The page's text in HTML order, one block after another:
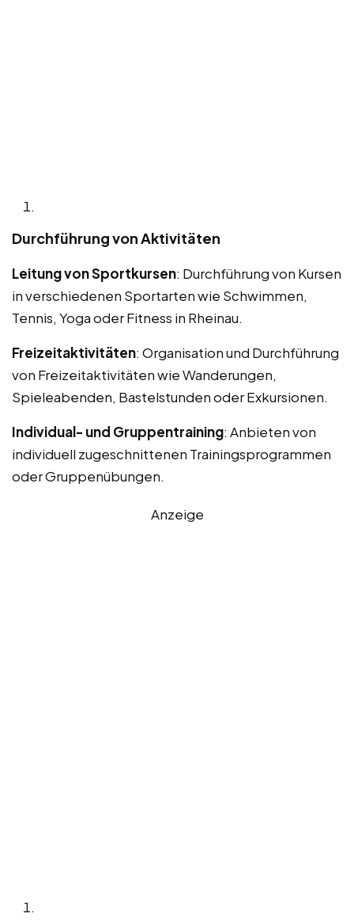
Durchführung von Aktivitäten
Leitung von Sportkursen: Durchführung von Kursen
in verschiedenen Sportarten wie Schwimmen,
Tennis, Yoga oder Fitness in Rheinau.
Freizeitaktivitäten: Organisation und Durchführung
von Freizeitaktivitäten wie Wanderungen,
Spieleabenden, Bastelstunden oder Exkursionen.
Individual- und Gruppentraining: Anbieten von
individuell zugeschnittenen Trainingsprogrammen
oder Gruppenübungen.
Anzeige